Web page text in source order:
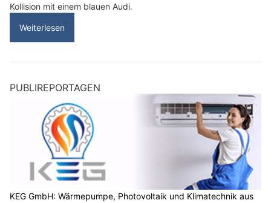
Kollision mit einem blauen Audi.
Weiterlesen
PUBLIREPORTAGEN
KEG GmbH: Wärmepumpe, Photovoltaik und Klimatechnik aus